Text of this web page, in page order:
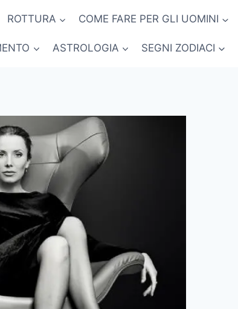
ROTTURA COME FARE PER GLI UOMINI
ASTROLOGIA SEGNI ZODIACI